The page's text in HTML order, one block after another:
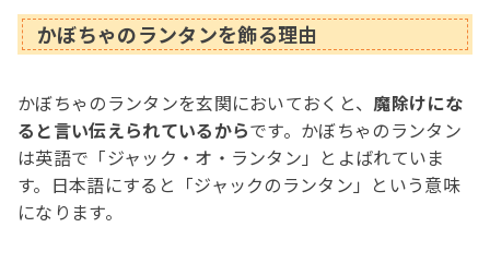
かぼちゃのランタンを飾る理由
かぼちゃのランタンを玄関においておくと、 魔除けにな
ると言い伝えられているからです。かぼちゃのランタン
は英語で「ジャック・オ・ランタン」とよばれていま
す。日本語にすると「ジャックのランタン」という意味
になります。